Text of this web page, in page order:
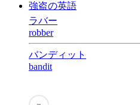
強盗の英語
ラバー
robber
バンディット
bandit